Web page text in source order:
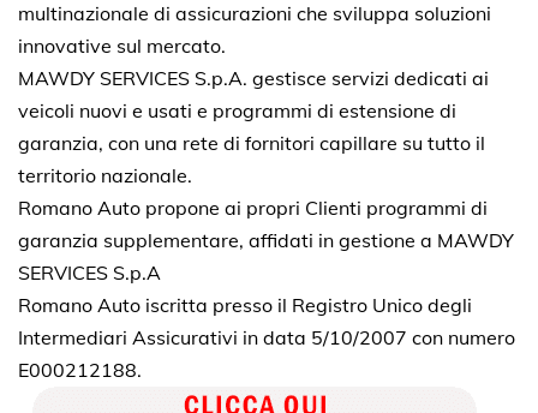
multinazionale di assicurazioni che sviluppa soluzioni
innovative sul mercato.
MAWDY SERVICES S.p.A. gestisce servizi dedicati ai
veicoli nuovi e usati e programmi di estensione di
garanzia, con una rete di fornitori capillare su tutto il
territorio nazionale.
Romano Auto propone ai propri Clienti programmi di
garanzia supplementare, affidati in gestione a MAWDY
SERVICES S.p.A
Romano Auto iscritta presso il Registro Unico degli
Intermediari Assicurativi in data 5/10/2007 con numero
E000212188.